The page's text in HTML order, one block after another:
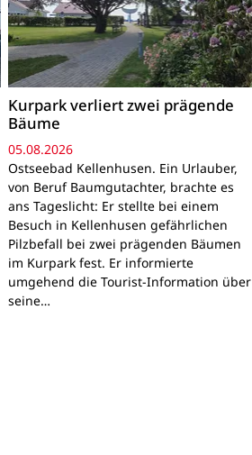
Kurpark verliert zwei prägende
Bäume
05.08.2026
Ostseebad Kellenhusen. Ein Urlauber,
von Beruf Baumgutachter, brachte es
ans Tageslicht: Er stellte bei einem
Besuch in Kellenhusen gefährlichen
Pilzbefall bei zwei prägenden Bäumen
im Kurpark fest. Er informierte
umgehend die Tourist-Information über
seine…